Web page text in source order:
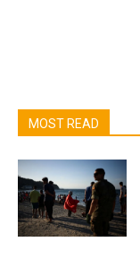
MOST READ